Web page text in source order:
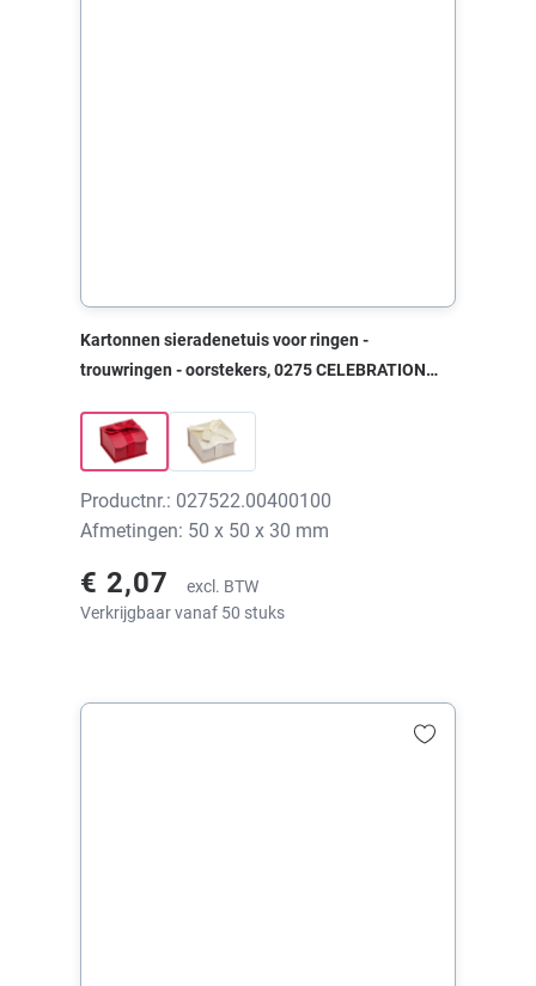
Kartonnen sieradenetuis voor ringen -
trouwringen - oorstekers, 0275 CELEBRATION
Productnr.: 027522.00400100
Afmetingen: 50 x 50 x 30 mm
€ 2,07
excl. BTW
Verkrijgbaar vanaf 50 stuks